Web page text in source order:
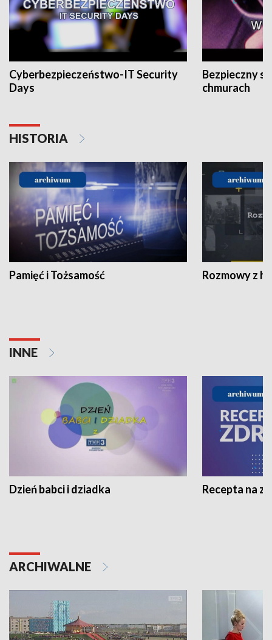
Cyberbezpieczeństwo-IT Security
Days
Bezpieczny
chmurach
HISTORIA
Pamięć i Tożsamość Rozmowy z
INNE
Dzień babci i dziadka Recepta na
ARCHIWALNE